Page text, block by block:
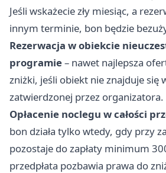
Jeśli wskażecie zły miesiąc, a
innym terminie, bon będzie
Rezerwacja w obiekcie
programie– nawet najlepsza
zniżki, jeśli obiekt nie znajduje się
zatwierdzonej przez organizatora.
Opłacenie noclegu w całości
bon działa tylko wtedy, gdy przy
pozostaje do zapłaty minimum 300
przedpłata pozbawia prawa do